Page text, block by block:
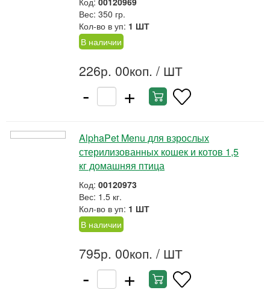
Вес: 350 гр.
Кол-во в уп: 1 ШТ
В наличии
226р. 00коп. / ШТ
- +
AlphaPet Menu для взрослых
стерилизованных кошек и котов 1,5
кг домашняя птица
Код: 00120973
Вес: 1.5 кг.
Кол-во в уп: 1 ШТ
В наличии
795р. 00коп. / ШТ
- +